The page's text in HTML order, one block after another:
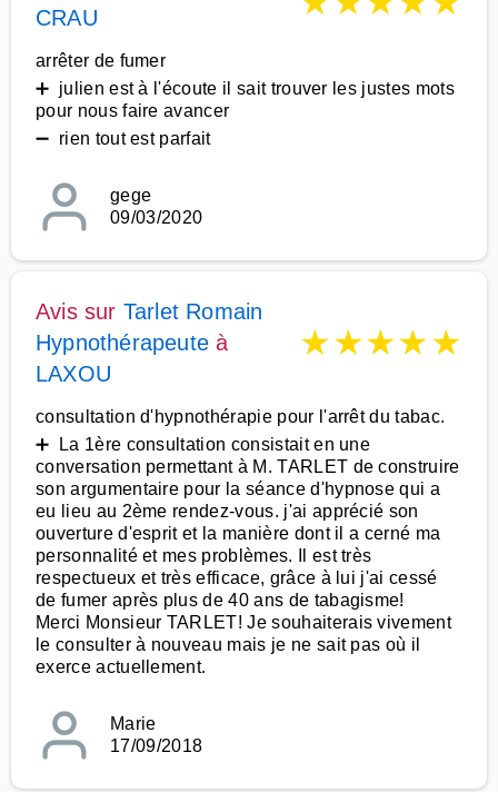
CRAU
arrêter de fumer
➕ julien est à l'écoute il sait trouver les justes mots
pour nous faire avancer
➖ rien tout est parfait
gege
09/03/2020
Avis sur Tarlet Romain
Hypnothérapeute à
LAXOU
★★★★★
consultation d'hypnothérapie pour l'arrêt du tabac.
➕ La 1ère consultation consistait en une
conversation permettant à M. TARLET de construire
son argumentaire pour la séance d'hypnose qui a
eu lieu au 2ème rendez-vous. j'ai apprécié son
ouverture d'esprit et la manière dont il a cerné ma
personnalité et mes problèmes. Il est très
respectueux et très efficace, grâce à lui j'ai cessé
de fumer après plus de 40 ans de tabagisme!
Merci Monsieur TARLET! Je souhaiterais vivement
le consulter à nouveau mais je ne sait pas où il
exerce actuellement.
Marie
17/09/2018